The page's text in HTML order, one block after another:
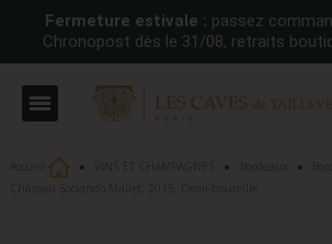
Fermeture estivale : passez
Chronopost dès le 31/08, retraits